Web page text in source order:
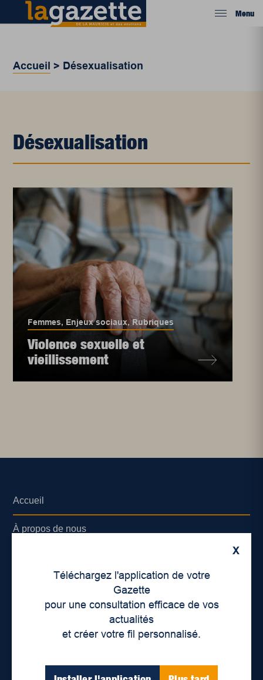
Menu
Accueil > Désexualisation
Désexualisation
Femmes, Enjeux sociaux,Rubriques
Violence sexuelle et
vieillissement
X
Téléchargez l'application de votre
Gazette
pour une consultation efficace de vos
actualités
et créer votre fil personnalisé.
Accueil
À propos de nous
Lieux de distribution